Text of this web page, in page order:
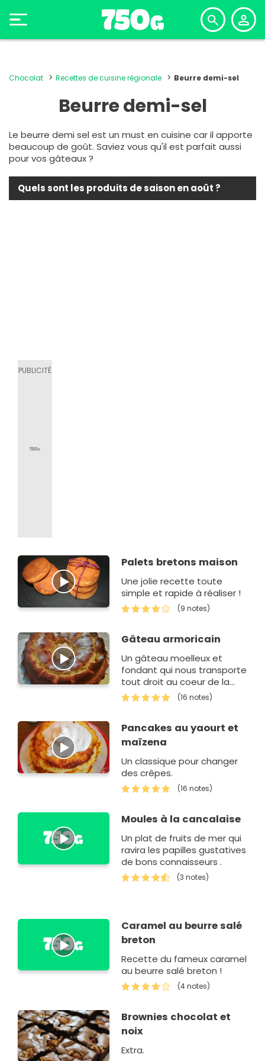
Chocolat Recettes de cuisine régionale Beurre demi-sel
Beurre demi-sel
Le beurre demi sel est un must en cuisine car il apporte
beaucoup de goût. Saviez vous qu'il est parfait aussi
pour vos gâteaux ?
Quels sont les produits de saison en août ?
Palets bretons maison
Une jolie recette toute
simple et rapide à réaliser !
(9 notes)
Gâteau armoricain
Un gâteau moelleux et
fondant qui nous transporte
tout droit au coeur de la
Bretagne.
(16 notes)
Pancakes au yaourt et
maïzena
Un classique pour changer
des crêpes.
(16 notes)
Moules à la cancalaise
Un plat de fruits de mer qui
ravira les papilles gustatives
de bons connaisseurs .
(3 notes)
Caramel au beurre salé
breton
Recette du fameux caramel
au beurre salé breton !
(4 notes)
Brownies chocolat et
noix
Extra.